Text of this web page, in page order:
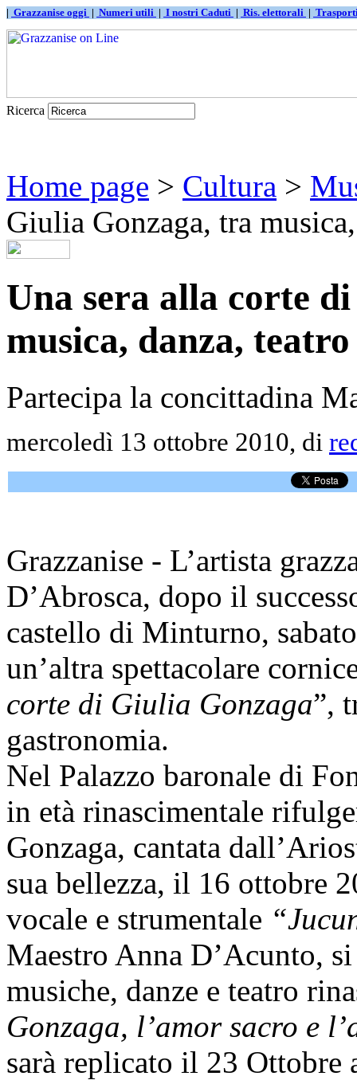
| Grazzanise oggi | Numeri utili | I nostri Caduti | Ris. elettorali |
Ricerca
Home page > Cultura >
Giulia Gonzaga, tra
Una sera alla corte
musica, danza,
Partecipa la concittadina
mercoledì 13 ottobre 2010, di
Grazzanise - L’artista
D’Abrosca, dopo il
castello di Minturno,
un’altra spettacolare
corte di Giulia Gonzaga”,
gastronomia.
Nel Palazzo baronale di
in età rinascimentale
Gonzaga, cantata
sua bellezza, il 16 ottobre
vocale e strumentale
Maestro Anna D’Acunto,
musiche, danze e teatro
Gonzaga, l’amor sacro e
sarà replicato il 23 Ottobre